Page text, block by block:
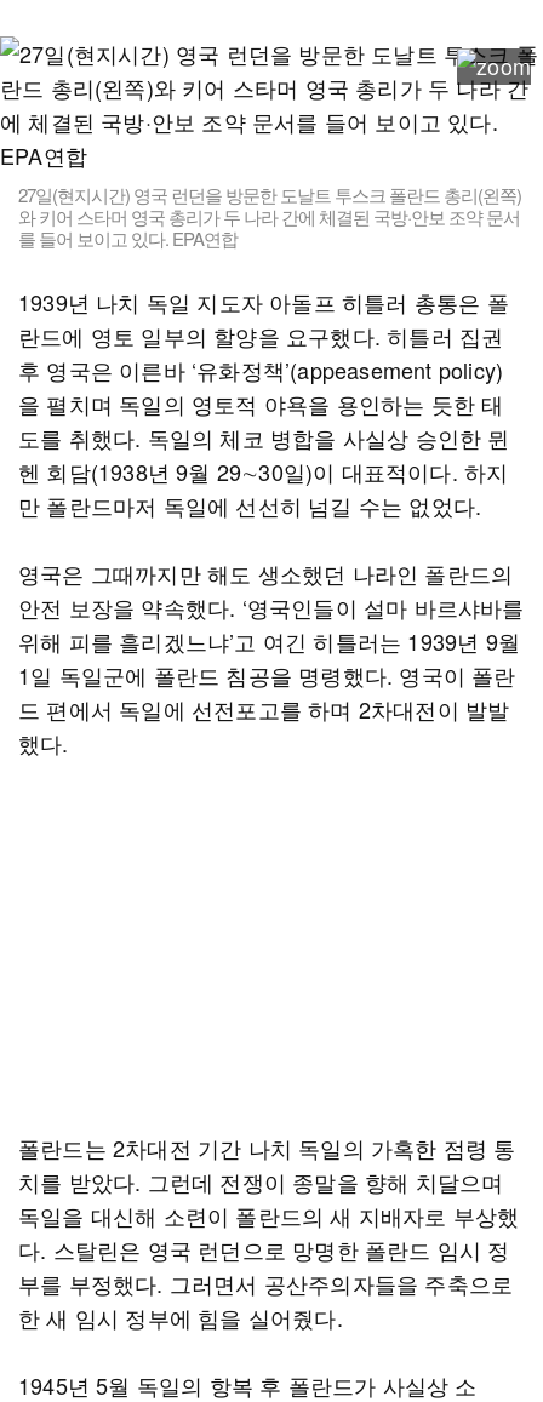
27일(현지시간) 영국 런던을 방문한 도날트 투스크 폴란드 총리(왼쪽)
와 키어 스타머 영국 총리가 두 나라 간에 체결된 국방·안보 조약 문서
를 들어 보이고 있다. EPA연합
1939년 나치 독일 지도자 아돌프 히틀러 총통은 폴
란드에 영토 일부의 할양을 요구했다. 히틀러 집권
후 영국은 이른바 ‘유화정책’(appeasement policy)
을 펼치며 독일의 영토적 야욕을 용인하는 듯한 태
도를 취했다. 독일의 체코 병합을 사실상 승인한 뮌
헨 회담(1938년 9월 29∼30일)이 대표적이다. 하지
만 폴란드마저 독일에 선선히 넘길 수는 없었다.
영국은 그때까지만 해도 생소했던 나라인 폴란드의
안전 보장을 약속했다. ‘영국인들이 설마 바르샤바를
위해 피를 흘리겠느냐’고 여긴 히틀러는 1939년 9월
1일 독일군에 폴란드 침공을 명령했다. 영국이 폴란
드 편에서 독일에 선전포고를 하며 2차대전이 발발
했다.
폴란드는 2차대전 기간 나치 독일의 가혹한 점령 통
치를 받았다. 그런데 전쟁이 종말을 향해 치달으며
독일을 대신해 소련이 폴란드의 새 지배자로 부상했
다. 스탈린은 영국 런던으로 망명한 폴란드 임시 정
부를 부정했다. 그러면서 공산주의자들을 주축으로
한 새 임시 정부에 힘을 실어줬다.
1945년 5월 독일의 항복 후 폴란드가 사실상 소